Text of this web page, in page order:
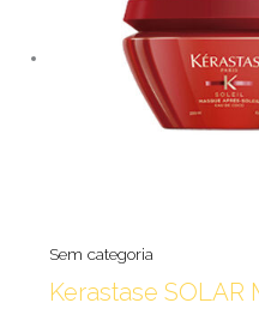
Sem categoria
Kerastase SOLAR